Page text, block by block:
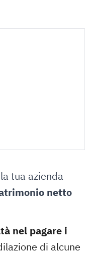
tua azienda
netto
nel pagare i
di alcune